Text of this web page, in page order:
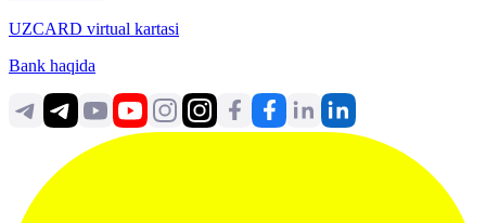
UZCARD virtual kartasi
Bank haqida